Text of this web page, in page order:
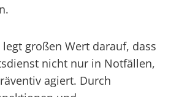
legt großen Wert darauf, dass
nicht nur in Notfällen,
agiert. Durch